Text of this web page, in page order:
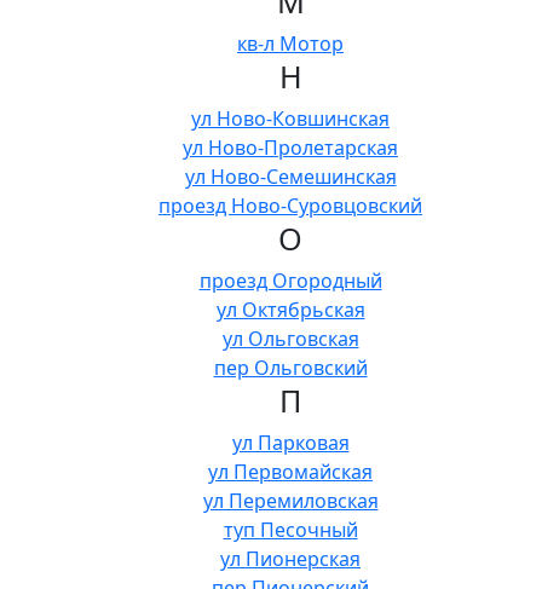
кв-л Мотор
Н
ул Ново-Ковшинская
ул Ново-Пролетарская
ул Ново-Семешинская
проезд Ново-Суровцовский
О
проезд Огородный
ул Октябрьская
ул Ольговская
пер Ольговский
П
ул Парковая
ул Первомайская
ул Перемиловская
туп Песочный
ул Пионерская